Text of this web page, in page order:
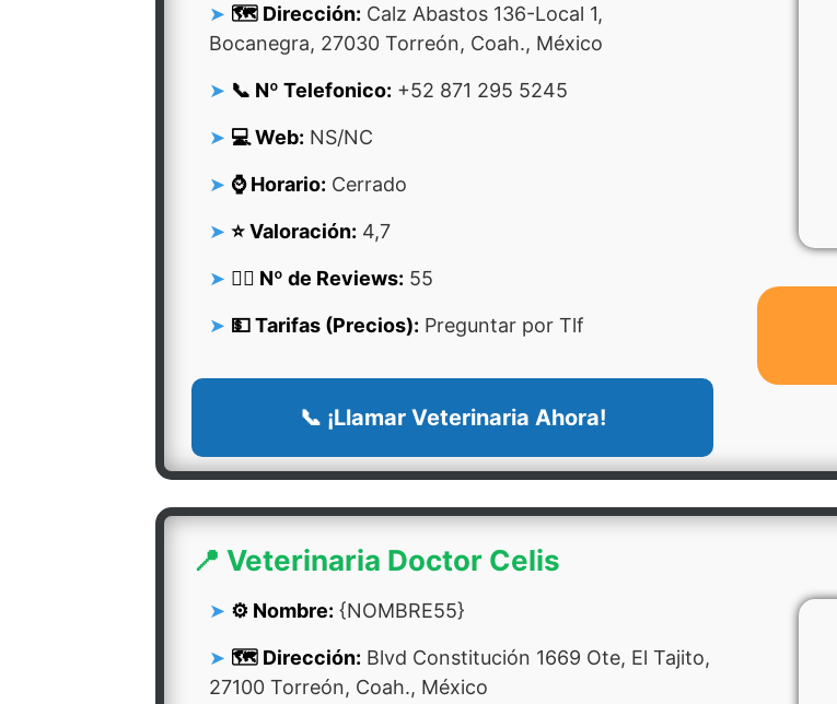
🗺️ Dirección: Calz Abastos 136-Local 1,
Bocanegra, 27030 Torreón, Coah., México
📞 Nº Telefonico: +52 871 295 5245
💻 Web: NS/NC
⌚ Horario: Cerrado
⭐ Valoración: 4,7
👍🏻 Nº de Reviews: 55
💵 Tarifas (Precios): Preguntar por Tlf
📞 ¡Llamar Veterinaria Ahora!
📍 Veterinaria Doctor Celis
⚙️ Nombre: {NOMBRE55}
🗺️ Dirección: Blvd Constitución 1669 Ote, El Tajito,
27100 Torreón, Coah., México